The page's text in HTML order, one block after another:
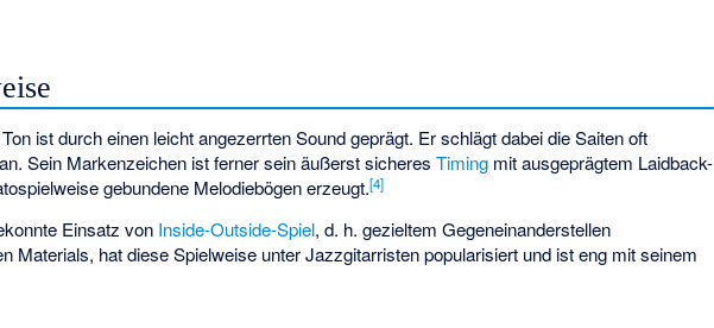
ist durch einen leicht angezerrten Sound geprägt. Er schlägt dabei die Saiten oft
Sein Markenzeichen ist ferner sein äußerst sicheresTiming mit ausgeprägtem Laidback-
gebundene Melodiebögen erzeugt.[4]
Einsatz von Inside-Outside-Spiel, d. h. gezieltem Gegeneinanderstellen
Materials, hat diese Spielweise unter Jazzgitarristen popularisiert und ist eng mit seinem